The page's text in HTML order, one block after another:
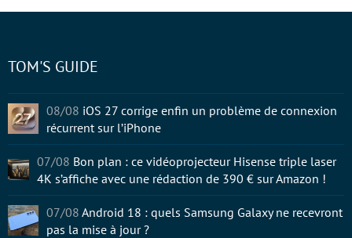
TOM'S GUIDE
08/08 iOS 27 corrige enfin un problème de connexion
récurrent sur l’iPhone
07/08 Bon plan : ce vidéoprojecteur Hisense triple laser
4K s’affiche avec une rédaction de 390 € sur Amazon !
07/08 Android 18 : quels Samsung Galaxy ne recevront
pas la mise à jour ?